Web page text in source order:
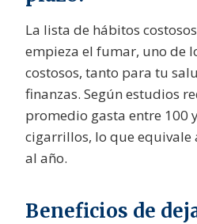
La lista de hábitos
empieza el fumar, uno de
costosos, tanto para tu
finanzas. Según estudios
promedio gasta entre 100
cigarrillos, lo que equivale
al año.
Beneficios de